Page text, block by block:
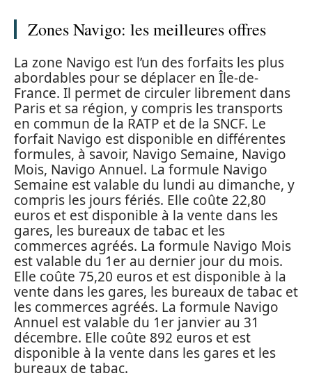
Zones Navigo: les meilleures offres
La zone Navigo est l’un des forfaits les plus
abordables pour se déplacer en Île-de-
France. Il permet de circuler librement dans
Paris et sa région, y compris les transports
en commun de la RATP et de la SNCF. Le
forfait Navigo est disponible en différentes
formules, à savoir, Navigo Semaine, Navigo
Mois, Navigo Annuel. La formule Navigo
Semaine est valable du lundi au dimanche, y
compris les jours fériés. Elle coûte 22,80
euros et est disponible à la vente dans les
gares, les bureaux de tabac et les
commerces agréés. La formule Navigo Mois
est valable du 1er au dernier jour du mois.
Elle coûte 75,20 euros et est disponible à la
vente dans les gares, les bureaux de tabac et
les commerces agréés. La formule Navigo
Annuel est valable du 1er janvier au 31
décembre. Elle coûte 892 euros et est
disponible à la vente dans les gares et les
bureaux de tabac.